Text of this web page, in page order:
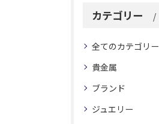
カテゴリー
全てのカテゴリー
貴金属
ブランド
ジュエリー